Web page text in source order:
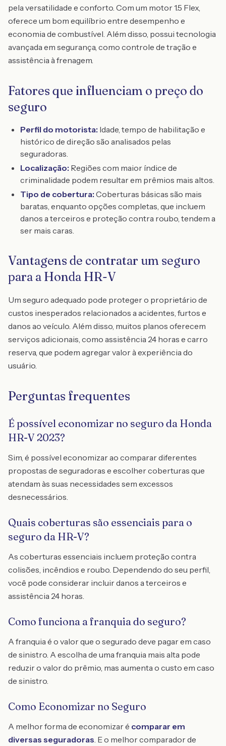
pela versatilidade e conforto. Com um motor 1.5 Flex,
oferece um bom equilíbrio entre desempenho e
economia de combustível. Além disso, possui tecnologia
avançada em segurança, como controle de tração e
assistência à frenagem.
Fatores que influenciam o preço do
seguro
Perfil do motorista: Idade, tempo de habilitação e
histórico de direção são analisados pelas
seguradoras.
Localização: Regiões com maior índice de
criminalidade podem resultar em prêmios mais altos.
Tipo de cobertura: Coberturas básicas são mais
baratas, enquanto opções completas, que incluem
danos a terceiros e proteção contra roubo, tendem a
ser mais caras.
Vantagens de contratar um seguro
para a Honda HR-V
Um seguro adequado pode proteger o proprietário de
custos inesperados relacionados a acidentes, furtos e
danos ao veículo. Além disso, muitos planos oferecem
serviços adicionais, como assistência 24 horas e carro
reserva, que podem agregar valor à experiência do
usuário.
Perguntas frequentes
É possível economizar no seguro da Honda
HR-V 2023?
Sim, é possível economizar ao comparar diferentes
propostas de seguradoras e escolher coberturas que
atendam às suas necessidades sem excessos
desnecessários.
Quais coberturas são essenciais para o
seguro da HR-V?
As coberturas essenciais incluem proteção contra
colisões, incêndios e roubo. Dependendo do seu perfil,
você pode considerar incluir danos a terceiros e
assistência 24 horas.
Como funciona a franquia do seguro?
A franquia é o valor que o segurado deve pagar em caso
de sinistro. A escolha de uma franquia mais alta pode
reduzir o valor do prêmio, mas aumenta o custo em caso
de sinistro.
Como Economizar no Seguro
A melhor forma de economizar é comparar em
diversas seguradoras. E o melhor comparador de